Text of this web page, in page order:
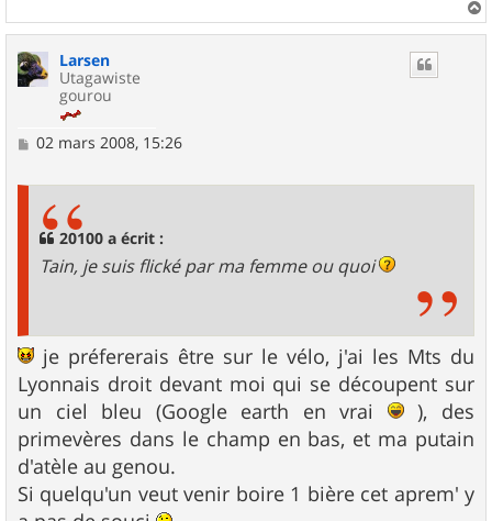
a
Larsen
Utagawiste
gourou
M
02 mars 2008, 15:26
20100 a écrit :
Tain, je suis flické par ma femme ou quoi
je préfererais être sur le vélo, j'ai les Mts du
Lyonnais droit devant moi qui se découpent sur
un ciel bleu (Google earth en vrai
), des
primevères dans le champ en bas, et ma putain
d'atèle au genou.
Si quelqu'un veut venir boire 1 bière cet aprem' y